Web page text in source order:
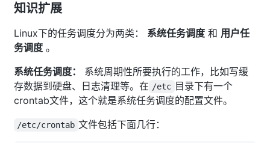
知识扩展
Linux下的任务调度分为两类： 系统任务调度 和 用户任
务调度 。
系统任务调度：
系统周期性所要执行的工作，比如写缓
存数据到硬盘、日志清理等。在 /etc 目录下有一个
crontab文件，这个就是系统任务调度的配置文件。
/etc/crontab 文件包括下面几行：